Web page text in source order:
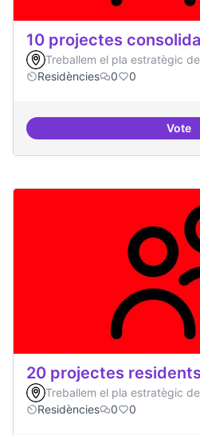
10 projectes
Treballem el pla estratègic
Residències
0 0
Vote
10
20 projectes residents
Treballem el pla estratègic
Residències
0 0